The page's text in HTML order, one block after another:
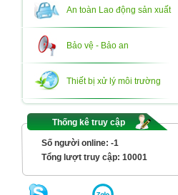
An toàn Lao động sản xuất
Bảo vệ - Bảo an
Thiết bị xử lý môi trường
Thống kê truy cập
Số người online: -1
Tổng lượt truy cập: 10001